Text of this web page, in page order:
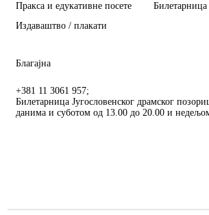
Пракса и едукативне посете
Билетарница
Издаваштво / плакати
Благајна
+381 11 3061 957;
Билетарница Југословенског драмског
данима и суботом од 13.00 до 20.00 и